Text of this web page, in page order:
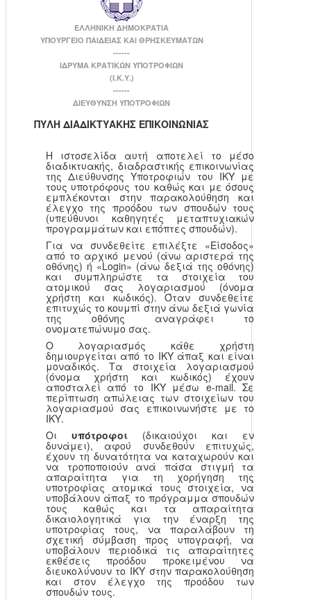
ΕΛΛΗΝΙΚΗ ΔΗΜΟΚΡΑΤΙΑ
ΥΠΟΥΡΓΕΙΟ ΠΑΙΔΕΙΑΣ ΚΑΙ ΘΡΗΣΚΕΥΜΑΤΩΝ
------
ΙΔΡΥΜΑ ΚΡΑΤΙΚΩΝ ΥΠΟΤΡΟΦΙΩΝ
(Ι.Κ.Υ.)
------
ΔΙΕΥΘΥΝΣΗ ΥΠΟΤΡΟΦΙΩΝ
ΠΥΛΗ ΔΙΑΔΙΚΤΥΑΚΗΣ ΕΠΙΚΟΙΝΩΝΙΑΣ
Η ιστοσελίδα αυτή αποτελεί το μέσο
διαδικτυακής, διαδραστικής επικοινωνίας
της Διεύθυνσης Υποτροφιών του ΙΚΥ με
τους υποτρόφους του καθώς και με όσους
εμπλέκονται στην παρακολούθηση και
έλεγχο της προόδου των σπουδών τους
(υπεύθυνοι καθηγητές μεταπτυχιακών
προγραμμάτων και επόπτες σπουδών).
Για να συνδεθείτε επιλέξτε «Είσοδος»
από το αρχικό μενού (άνω αριστερά της
οθόνης) ή «Login» (άνω δεξιά της οθόνης)
και συμπληρώστε τα στοιχεία του
ατομικού σας λογαριασμού (όνομα
χρήστη και κωδικός). Όταν συνδεθείτε
επιτυχώς το κουμπί στην άνω δεξιά γωνία
της οθόνης αναγράφει το
ονοματεπώνυμο σας.
Ο λογαριασμός κάθε χρήστη
δημιουργείται από το ΙΚΥ άπαξ και είναι
μοναδικός. Τα στοιχεία λογαριασμού
(όνομα χρήστη και κωδικός) έχουν
αποσταλεί από το ΙΚΥ μέσω e-mail. Σε
περίπτωση απώλειας των στοιχείων του
λογαριασμού σας επικοινωνήστε με το
ΙΚΥ.
Οι υπότροφοι(δικαιούχοι και εν
δυνάμει), αφού συνδεθούν επιτυχώς,
έχουν τη δυνατότητα να καταχωρούν και
να τροποποιούν ανά πάσα στιγμή τα
απαραίτητα για τη χορήγηση της
υποτροφίας ατομικά τους στοιχεία, να
υποβάλουν άπαξ το πρόγραμμα σπουδών
τους καθώς και τα απαραίτητα
δικαιολογητικά για την έναρξη της
υποτροφίας τους, να παραλάβουν τη
σχετική σύμβαση προς υπογραφή, να
υποβάλουν περιοδικά τις απαραίτητες
εκθέσεις προόδου προκειμένου να
διευκολύνουν το ΙΚΥ στην παρακολούθηση
και στον έλεγχο της προόδου των
σπουδών τους.